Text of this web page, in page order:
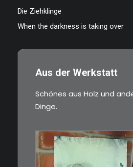
Die Ziehklinge
When the darkness is taking over
Aus der Werkstatt
Schönes aus Holz und
Dinge.